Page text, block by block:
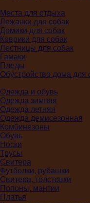
Места для отдыха
Лежанки для собак
Домики для собак
Коврики для собак
Лестницы для собак
Гамаки
Пледы
Обустройство дома для
Одежда и обувь
Одежда зимняя
Одежда летняя
Одежда демисезонная
Комбинезоны
Обувь
Носки
Трусы
Свитера
Футболки, рубашки
Свитера, толстовки
Попоны, мантии
Платья